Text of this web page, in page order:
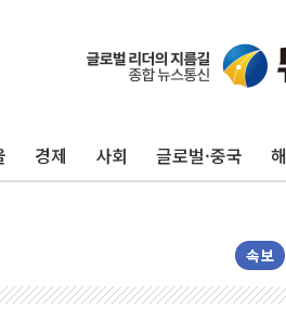
경제 사회 글로벌·중국
속보